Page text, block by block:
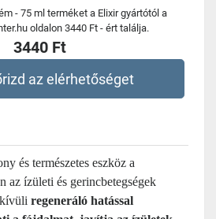
- 75 ml terméket a Elixir gyártótól a
oldalon 3440 Ft - ért találja.
3440 Ft
az elérhetőséget
és természetes eszköz a
az ízületi és gerincbetegségek
regeneráló hatással